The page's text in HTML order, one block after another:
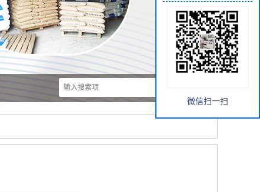
微信扫一扫